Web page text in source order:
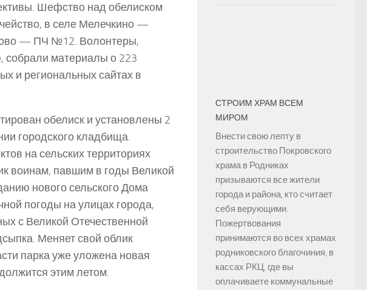
Шефство над обелиском
в селе Мелечкино —
— ПЧ №12. Волонтеры,
собрали материалы о 223
и региональных сайтах в
обелиск и установлены 2
городского кладбища.
на сельских территориях
воинам, павшим в годы Великой
нового сельского Дома
погоды на улицах города,
с Великой Отечественной
Меняет свой облик
парка уже уложена новая
этим летом.
СТРОИМ ХРАМ ВСЕМ
МИРОМ
Внести свою лепту в
строительство Покровского
храма в Родниках
призываются все жители
города и района, кто считает
себя верующими.
Пожертвования
принимаются во всех храмах
родниковского благочиния, в
кассах РКЦ, где вы
оплачиваете коммунальные